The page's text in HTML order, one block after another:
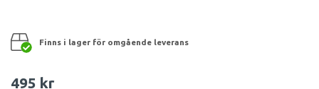
Finns i lager för omgående leverans
495 kr